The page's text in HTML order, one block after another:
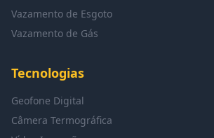
Vazamento de Esgoto
Vazamento de Gás
Tecnologias
Geofone Digital
Câmera Termográfica